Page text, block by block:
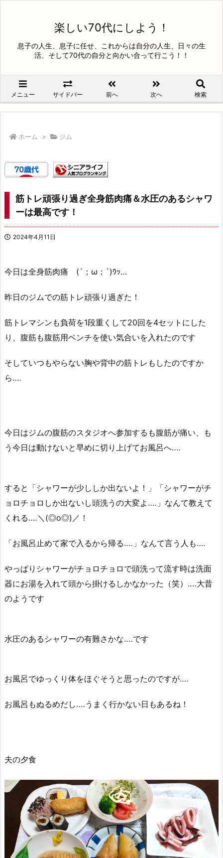
楽しい70代にしよう！
息子の人生、息子に任せ、これからは自分の人生、日々の生
活、そして70代の自分と向かい合って行こう！！
メニュー サイドバー 前へ 次へ 検索
ホーム > ジム
筋トレ頑張り過ぎ全身筋肉痛＆水圧のあるシャワ
ーは最高です！
2024年4月11日
今日は全身筋肉痛 (´；ω；`)ｳｯ…
昨日のジムでの筋トレ頑張り過ぎた！
筋トレマシンも負荷を1段重くして20回を4セットにした
り、腹筋も腹筋用ベンチを使い気合いを入れたのです
そしていつもやらない胸や背中の筋トレもしたのですか
ら‥‥
今日はジムの腹筋のスタジオへ参加するも腹筋が痛い、も
う今日は動けないと早めに切り上げてお風呂へ‥‥
すると「シャワーが少ししか出ないよ！」「シャワーがチ
ョロチョロしか出ないし頭洗うの大変よ‥‥」なんて教えて
くれる‥‥＼(◎o◎)／！
「お風呂止めて家で入るから帰る‥‥」なんて言う人も‥‥
やっぱりシャワーがチョロチョロで頭洗って流す時は洗面
器にお湯を入れて頭から掛けるしかなかった（笑）‥‥大昔
のようです
水圧のあるシャワーの有難さかな‥‥です
お風呂でゆっくり体をほぐそうと思ったのですが‥‥
お風呂もぬるめだし‥‥うまく行かない日もあるね！
夫の夕食